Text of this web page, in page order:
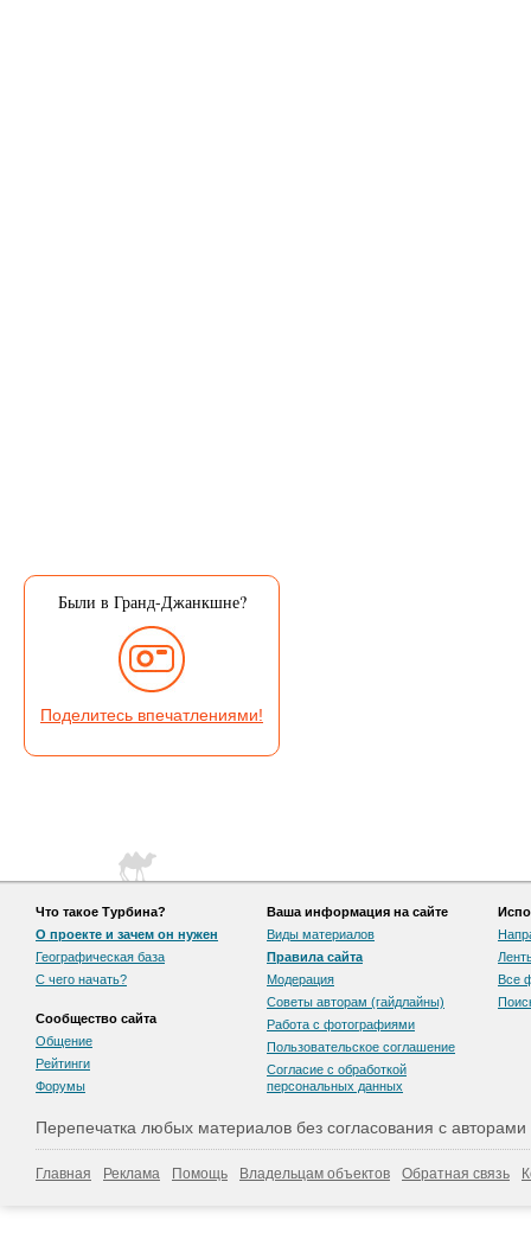
Были в Гранд-Джанкшне?
Поделитесь впечатлениями!
Что такое Турбина?
О проекте и зачем он нужен
Географическая база
С чего начать?
Сообщество сайта
Общение
Рейтинги
Форумы
Ваша информация на сайте
Виды материалов
Правила сайта
Модерация
Советы авторам (гайдлайны)
Работа с фотографиями
Пользовательскоe соглашение
Согласие с обработкой
персональных данных
Все
Перепечатка любых материалов без согласования с
Главная Реклама Помощь Владельцам объектов Обратная связь